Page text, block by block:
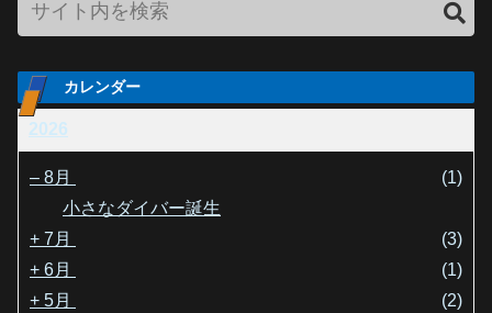
カレンダー
2026
– 8月
(1)
小さなダイバー誕生
+ 7月
(3)
+ 6月
(1)
+ 5月
(2)